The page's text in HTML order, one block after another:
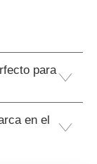
para
en el